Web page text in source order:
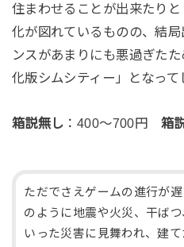
住まわせることが出来たり
化が図れているものの、結
ンスがあまりにも悪過ぎた
化版シムシティー」となって
箱説無し ：400～700円 箱
ただでさえゲームの進行が遅
のように地震や火災、干ば
いった災害に見舞われ、建